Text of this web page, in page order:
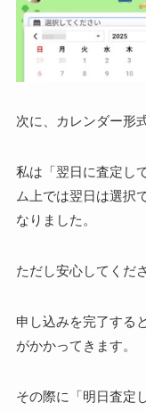
次に、カレンダー形
私は「翌日に査定し
ム上では翌日は選択
なりました。
ただし安心してくだ
申し込みを完了する
がかかってきます。
その際に「明日査定